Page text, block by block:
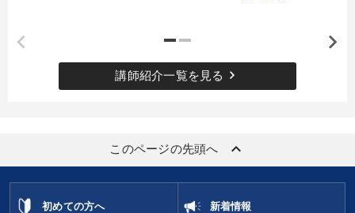
講師紹介一覧を見る keyboard_arrow_right
このページの先頭へ keyboard_arrow_up
初めての方へ 新着情報